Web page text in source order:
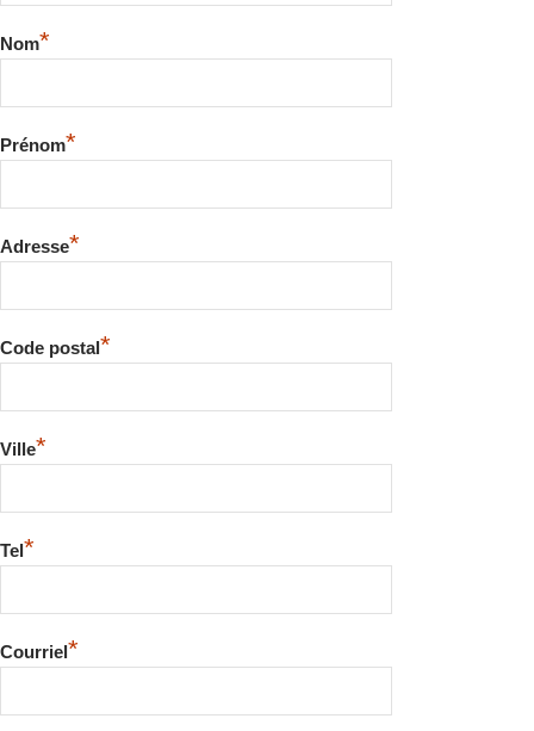
Nom*
Prénom*
Adresse*
Code postal*
Ville*
Tel *
Courriel *